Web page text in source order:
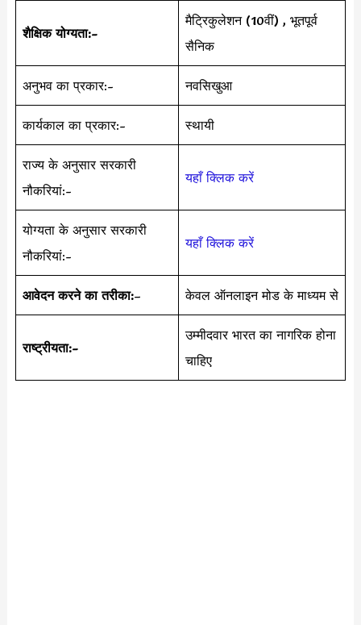
शैक्षिक योग्यता:-
मैट्रिकुलेशन (10वीं) , भूतपूर्व
सैनिक
अनुभव का प्रकार:- नवसिखुआ
कार्यकाल का प्रकार:- स्थायी
राज्य के अनुसार सरकारी
नौकरियां:-
यहाँ क्लिक करें
योग्यता के अनुसार सरकारी
नौकरियां:-
यहाँ क्लिक करें
आवेदन करने का तरीका:– केवल ऑनलाइन मोड के माध्यम से
राष्ट्रीयता:-
उम्मीदवार भारत का नागरिक होना
चाहिए